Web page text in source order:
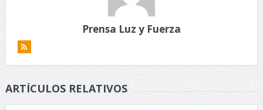
Prensa Luz y Fuerza
ARTÍCULOS RELATIVOS